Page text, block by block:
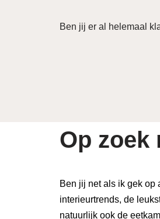
Ben jij er al helemaal
Op zoek
Ben jij net als ik gek op
interieurtrends, de
natuurlijk ook de